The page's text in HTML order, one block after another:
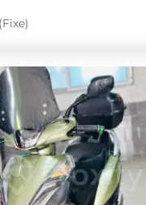
(Fixe)